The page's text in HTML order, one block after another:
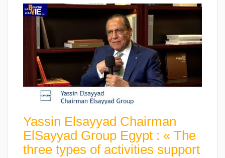
Yassin Elsayyad Chairman
ElSayyad Group Egypt : « The
three types of activities support